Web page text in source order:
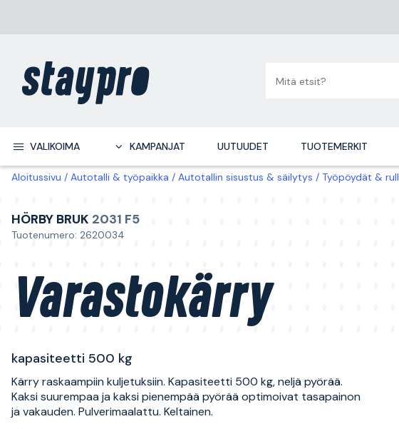
VALIKOIMA KAMPANJAT UUTUUDET TUOTEMERKIT
Aloitussivu Autotalli & työpaikka Autotallin sisustus & säilytys Työpöydät &
HÖRBY BRUK 2031 F5
Tuotenumero: 2620034
Varastokärry
kapasiteetti 500 kg
Kärry raskaampiin kuljetuksiin. Kapasiteetti 500 kg, neljä pyörää.
Kaksi suurempaa ja kaksi pienempää pyörää optimoivat tasapainon
ja vakauden. Pulverimaalattu. Keltainen.